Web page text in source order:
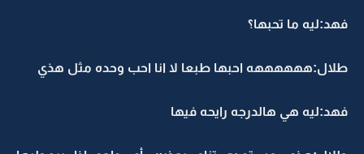
فهد:ليه ما تحبها؟
طلال:ههههههه احبها طبعا لا انا احب وحده مثل هذي
فهد:ليه هي هالدرجه رايحه فيها